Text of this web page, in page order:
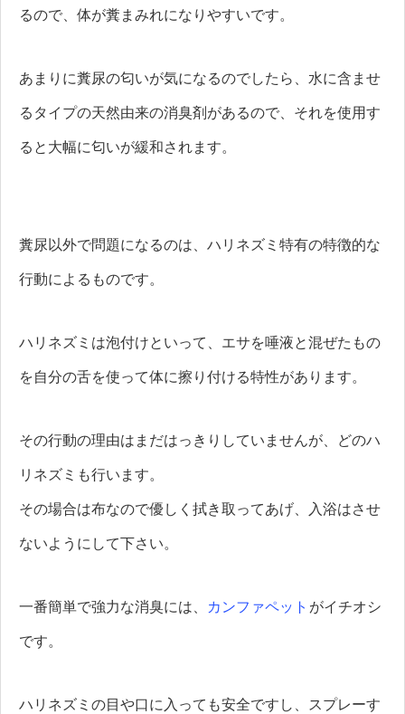
るので、体が糞まみれになりやすいです。
あまりに糞尿の匂いが気になるのでしたら、水に含ませ
るタイプの天然由来の消臭剤があるので、それを使用す
ると大幅に匂いが緩和されます。
糞尿以外で問題になるのは、ハリネズミ特有の特徴的な
行動によるものです。
ハリネズミは泡付けといって、エサを唾液と混ぜたもの
を自分の舌を使って体に擦り付ける特性があります。
その行動の理由はまだはっきりしていませんが、どのハ
リネズミも行います。
その場合は布なので優しく拭き取ってあげ、入浴はさせ
ないようにして下さい。
一番簡単で強力な消臭には、 カンファペット がイチオシ
です。
ハリネズミの目や口に入っても安全ですし、スプレーす